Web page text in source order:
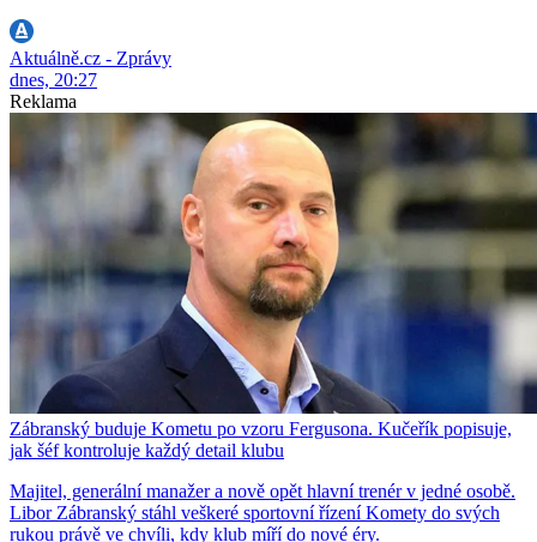
Aktuálně.cz - Zprávy
dnes, 20:27
Reklama
Zábranský buduje Kometu po vzoru Fergusona. Kučeřík popisuje,
jak šéf kontroluje každý detail klubu
Majitel, generální manažer a nově opět hlavní trenér v jedné osobě.
Libor Zábranský stáhl veškeré sportovní řízení Komety do svých
rukou právě ve chvíli, kdy klub míří do nové éry.